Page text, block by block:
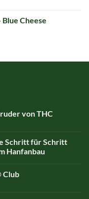
Cheese
von THC
Schritt für Schritt
Hanfanbau
Club